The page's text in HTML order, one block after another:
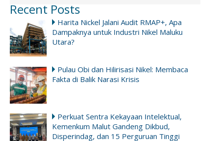
Recent Posts
Harita Nickel Jalani Audit RMAP+, Apa
Dampaknya untuk Industri Nikel Maluku
Utara?
Pulau Obi dan Hilirisasi Nikel: Membaca
Fakta di Balik Narasi Krisis
Perkuat Sentra Kekayaan Intelektual,
Kemenkum Malut Gandeng Dikbud,
Disperindag, dan 15 Perguruan Tinggi